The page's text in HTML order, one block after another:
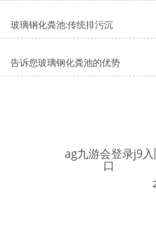
玻璃钢化粪池:传统排污沉
告诉您玻璃钢化粪池的优势
ag九游会登录j9入
口